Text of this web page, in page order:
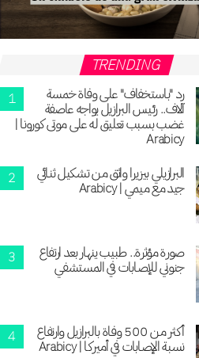
TRENDING
رد "باستخفاف" على وفاة خمسة
آلاف.. رئيس البرازيل يواجه عاصفة
غضب بسبب تعليق له على موتى كورونا |
Arabicy
البرازيلي بيزيرا واثق من تشكيل ثنائي
جيد مع ميمي | Arabicy
صورة مؤثرة.. طبيب ينهار بعد ارتفاع
جنوني للإصابات في المستشفي
أكثر من 500 وفاة بالبرازيل وارتفاع
نسبة الإصابات في أميركا | Arabicy